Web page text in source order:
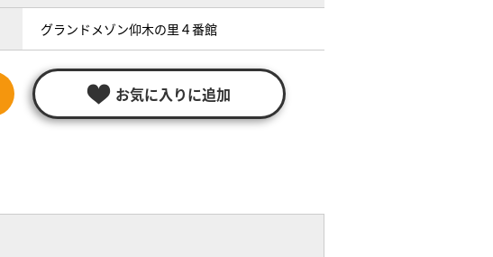
グランドメゾン仰木の里４番館
お気に入りに追加